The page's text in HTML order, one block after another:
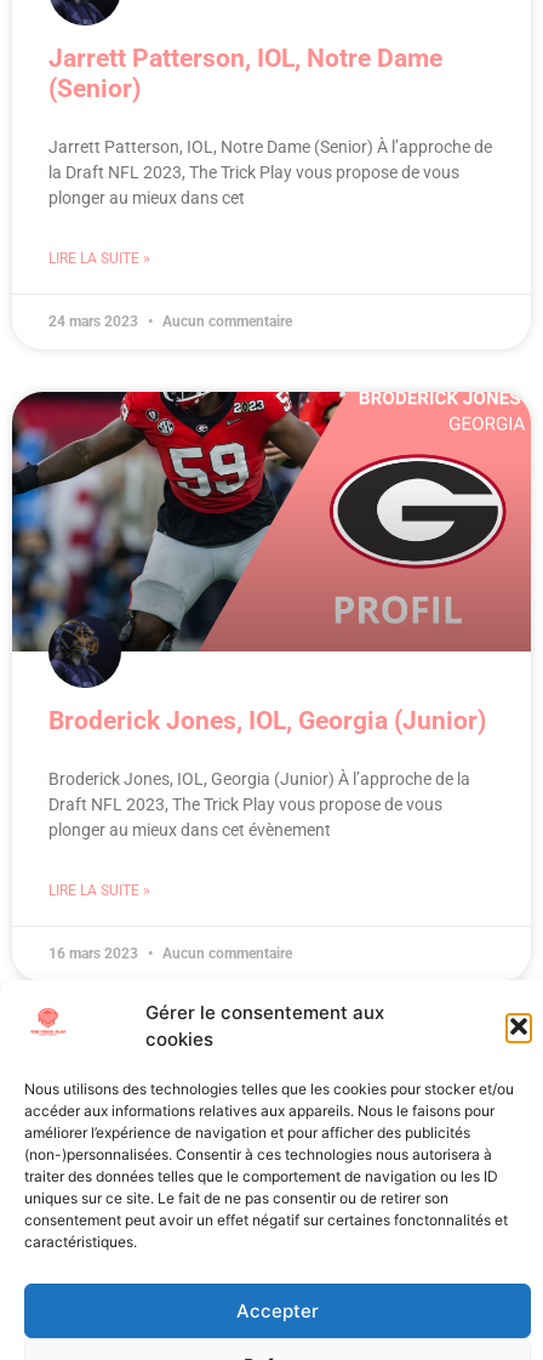
Gérer le consentement aux
cookies
Nous utilisons des technologies telles que les cookies pour stocker et/ou
accéder aux informations relatives aux appareils. Nous le faisons pour
améliorer l’expérience de navigation et pour afficher des publicités
(non-)personnalisées. Consentir à ces technologies nous autorisera à
traiter des données telles que le comportement de navigation ou les ID
uniques sur ce site. Le fait de ne pas consentir ou de retirer son
consentement peut avoir un effet négatif sur certaines fonctonnalités et
caractéristiques.
Accepter
Jarrett Patterson, IOL, Notre Dame
(Senior)
Jarrett Patterson, IOL, Notre Dame (Senior) À l’approche de
la Draft NFL 2023, The Trick Play vous propose de vous
plonger au mieux dans cet
LIRE LA SUITE »
24 mars 2023 Aucun commentaire
Broderick Jones, IOL, Georgia (Junior)
Broderick Jones, IOL, Georgia (Junior) À l’approche de la
Draft NFL 2023, The Trick Play vous propose de vous
plonger au mieux dans cet évènement
LIRE LA SUITE »
16 mars 2023 Aucun commentaire
All Texts Rights Reserved © 2023
Tous les textes présents sur ce site sont protégés par les droits
d’auteur. Il est interdit de reproduire, distribuer ou utiliser de
quelque manière que ce soit ces éléments sans l’autorisation
expresse de leurs propriétaires.